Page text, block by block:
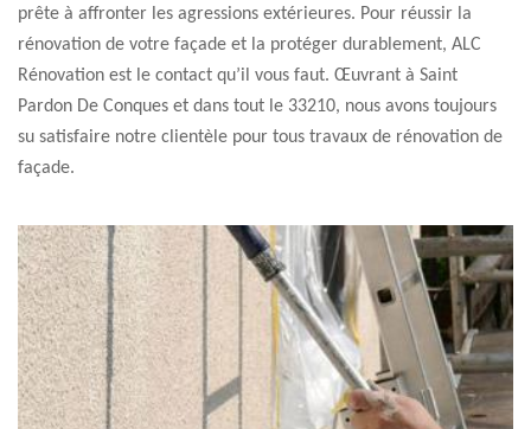
prête à affronter les agressions extérieures. Pour réussir la
rénovation de votre façade et la protéger durablement, ALC
Rénovation est le contact qu’il vous faut. Œuvrant à Saint
Pardon De Conques et dans tout le 33210, nous avons toujours
su satisfaire notre clientèle pour tous travaux de rénovation de
façade.